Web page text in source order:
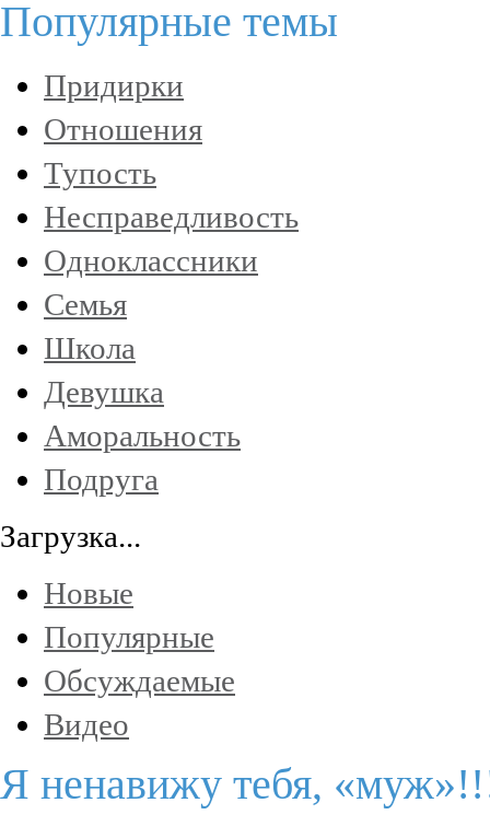
Популярные темы
Придирки
Отношения
Тупость
Несправедливость
Одноклассники
Семья
Школа
Девушка
Аморальность
Подруга
Загрузка...
Новые
Популярные
Обсуждаемые
Видео
Я ненавижу тебя,